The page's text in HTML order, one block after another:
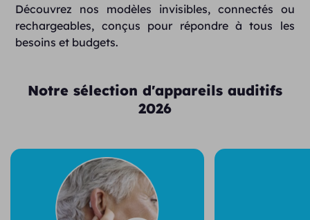
Découvrez nos modèles invisibles, connectés ou
rechargeables, conçus pour répondre à tous les
besoins et budgets.
Notre sélection d'appareils auditifs
2026